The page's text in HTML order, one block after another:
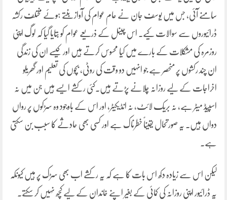
سامنے آئی، جس میں یوسف جان نے عام عوام کی آواز بنتے ہوئے مختلف رکشہ
ڈرائیوروں سے سوالات کیے۔ اس چینل کے ذریعے عوام کو بتایا گیا کہ لوگ اپنی
روزمرہ کی مشکلات کے بارے میں کیا محسوس کرتے ہیں اور کیسے ان کی زندگی
ان چند رکشوں پر منحصر ہے جو انہیں دو وقت کی روٹی، بچوں کی تعلیم اور گھریلو
اخراجات کے لیے روزانہ چلانے پڑتے ہیں۔کئی رکشے ایسے ہیں جن میں نہ
اسپیڈ میٹر ہے، نہ بریک لائٹ، نہ انڈیکیٹر، اور اس کے باوجود وہ سڑکوں پر رواں
دواں ہیں۔ یہ صورتحال یقیناً خطرناک ہے اور کسی بھی حادثے کا سبب بن سکتی
ہے۔
لیکن اس سے زیادہ دکھ اس بات کا ہے کہ یہ رکشے اب بھی سڑک پر ہیں کیونکہ
یہ ڈرائیور اپنی روزانہ کی کمائی کے بغیر اپنے خاندان کے لیے کچھ نہیں کر سکتے۔